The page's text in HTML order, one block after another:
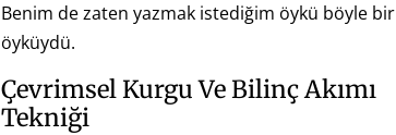
Benim de zaten yazmak istediğim öykü böyle bir
öyküydü.
Çevrimsel Kurgu Ve Bilinç Akımı
Tekniği